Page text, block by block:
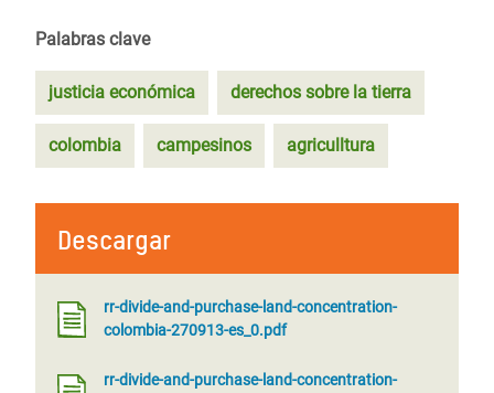
Palabras clave
justicia económica derechos sobre la tierra
colombia campesinos agriculltura
Descargar
rr-divide-and-purchase-land-concentration-
colombia-270913-es_0.pdf
rr-divide-and-purchase-land-concentration-